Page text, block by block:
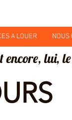
A LOUER NOUS
encore, lui,